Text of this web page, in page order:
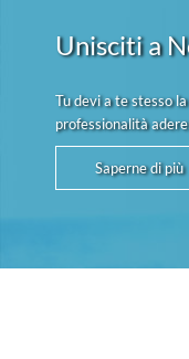
Unisciti a
Tu devi a te stesso
professionalità
Saperne di più